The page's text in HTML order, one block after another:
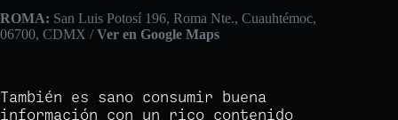
ROMA: San Luis Potosí 196, Roma Nte., Cuauhtémoc,
06700, CDMX /Ver en Google Maps
También es sano consumir buena
información con un rico contenido